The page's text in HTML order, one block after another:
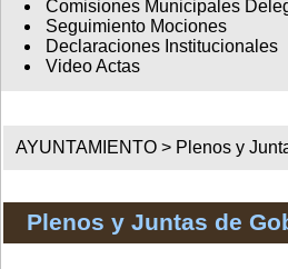
Comisiones Municipales
Seguimiento Mociones
Declaraciones Institucionales
Video Actas
AYUNTAMIENTO > Plenos y
Plenos y Juntas de